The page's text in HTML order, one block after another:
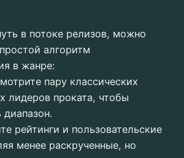
в потоке релизов, можно
алгоритм
в жанре:
пару классических
лидеров проката, чтобы
диапазон.
рейтинги и пользовательские
менее раскрученные, но